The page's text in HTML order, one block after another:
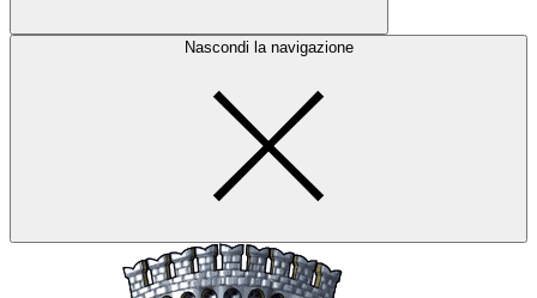
Nascondi la navigazione